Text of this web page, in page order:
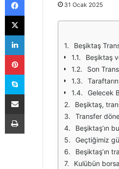
31 Ocak 2025
Beşiktaş
Beşiktaş
Son
Gelecek
Beşiktaş, transfer dönemlerinde genellikle büyük
Transfer dönemlerinde yapılan her transfer,
Beşiktaş’ın bu sezonki transfer hedefleri
Geçtiğimiz günlerde Beşiktaş’ın ilgilendiği
Beşiktaş’ın transfer politikası,
Kulübün borsa üzerindeki etkisi, taraftarların ve
X
LinkedIn
Pinterest
Skype
E-Posta ile paylaş